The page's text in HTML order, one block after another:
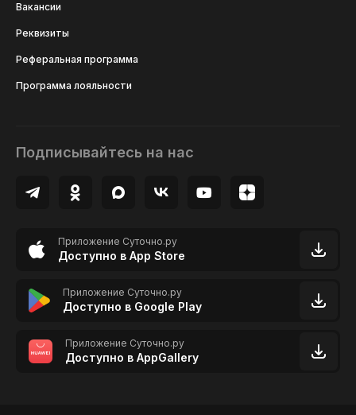
Вакансии
Реквизиты
Реферальная программа
Программа лояльности
Подписывайтесь на нас
Приложение Суточно.ру
Доступно в App Store
Приложение Суточно.ру
Доступно в Google Play
Приложение Суточно.ру
Доступно в AppGallery